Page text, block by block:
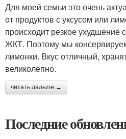
Для моей семьи это очень
от продуктов с уксусом или
происходит резкое ухудшение
ЖКТ. Поэтому мы
лимонки. Вкус отличный,
великолепно.
читать дальше →
Последние